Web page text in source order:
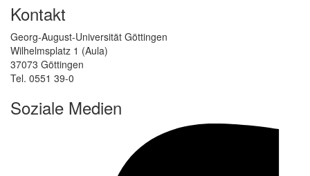
Kontakt
Georg-August-Universität Göttingen
Wilhelmsplatz 1 (Aula)
37073 Göttingen
Tel. 0551 39-0
Soziale Medien